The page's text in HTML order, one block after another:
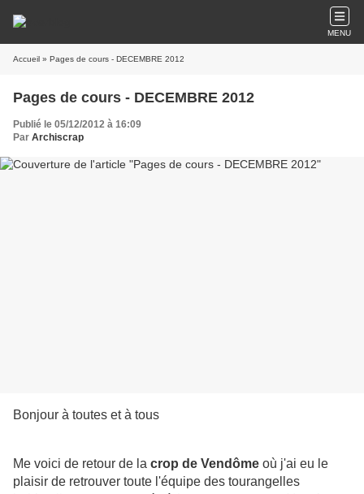
MENU
Accueil » Pages de cours - DECEMBRE 2012
Pages de cours - DECEMBRE 2012
Publié le 05/12/2012 à 16:09
Par Archiscrap
Bonjour à toutes et à tous
Me voici de retour de la crop de Vendôme où j'ai eu le
plaisir de retrouver toute l'équipe des tourangelles